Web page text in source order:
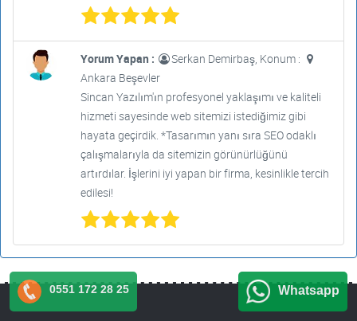
Yorum Yapan :
Serkan Demirbaş, Konum :
Ankara Beşevler
Sincan Yazılım'ın profesyonel yaklaşımı ve kaliteli
hizmeti sayesinde web sitemizi istediğimiz gibi
hayata geçirdik. *Tasarımın yanı sıra SEO odaklı
çalışmalarıyla da sitemizin görünürlüğünü
artırdılar. İşlerini iyi yapan bir firma, kesinlikle tercih
edilesi!
0551 172 28 25 Whatsapp